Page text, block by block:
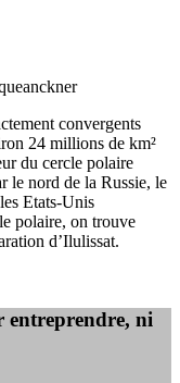
convergents
24 millions de km²
du cercle polaire
le nord de la Russie, le
Etats-Unis
polaire, on trouve
d’Ilulissat.
entreprendre, ni